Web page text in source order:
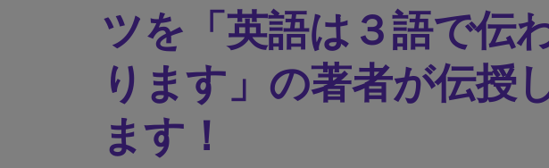
ツを「英語は３語で伝
ります」の著者が伝授
ます！